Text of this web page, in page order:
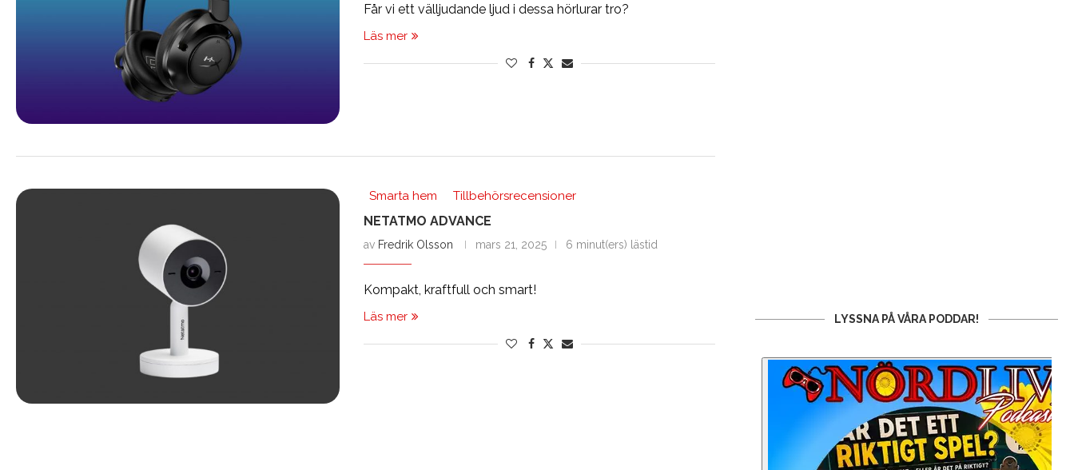
Får vi ett välljudande ljud i dessa hörlurar tro?
Läs mer
Smarta hem Tillbehörsrecensioner
NETATMO ADVANCE
av Fredrik Olsson mars 21, 2025 6 minut(ers) lästid
Kompakt, kraftfull och smart!
Läs mer LYSSNA PÅ VÅRA PODDAR!